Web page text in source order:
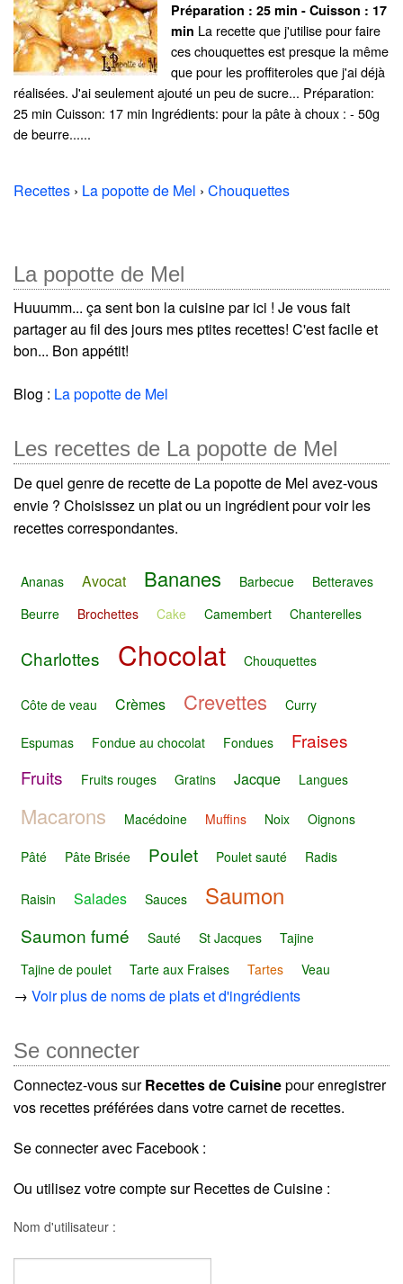
Préparation : 25 min - Cuisson : 17
min La recette que j'utilise pour faire
ces chouquettes est presque la même
que pour les proffiteroles que j'ai déjà
réalisées. J'ai seulement ajouté un peu de sucre... Préparation:
25 min Cuisson: 17 min Ingrédients: pour la pâte à choux : - 50g
de beurre......
Recettes › La popotte de Mel › Chouquettes
La popotte de Mel
Huuumm... ça sent bon la cuisine par ici ! Je vous fait
partager au fil des jours mes ptites recettes! C'est facile et
bon... Bon appétit!
Blog : La popotte de Mel
Les recettes de La popotte de Mel
De quel genre de recette de La popotte de Mel avez-vous
envie ? Choisissez un plat ou un ingrédient pour voir les
recettes correspondantes.
Ananas Avocat Bananes Barbecue
Betteraves
Beurre
Brochettes Cake Camembert Chanterelles
Charlottes Chocolat Chouquettes
Côte de veau Crèmes Crevettes Curry
Espumas Fondue au chocolat Fondues
Fraises
Fruits
Fruits rouges Gratins Jacque Langues
Macarons Macédoine Muffins Noix Oignons
Pâté Pâte Brisée Poulet Poulet sauté Radis
Raisin Salades Sauces Saumon
Saumon fumé Sauté St Jacques
Tajine
Tajine de poulet
Tarte aux Fraises Tartes Veau
→ Voir plus de noms de plats et d'ingrédients
Se connecter
Connectez-vous surRecettes de Cuisinepour enregistrer
vos recettes préférées dans votre carnet de recettes.
Se connecter avec Facebook :
Ou utilisez votre compte sur Recettes de Cuisine :
Nom d'utilisateur :